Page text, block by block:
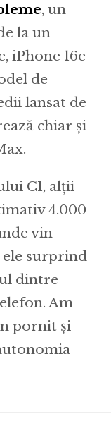
, un
la un
iPhone 16e
de
lansat de
chiar și
C1, alții
4.000
vin
surprind
dintre
Am
pornit și